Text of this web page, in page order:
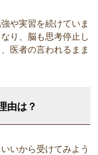
や実習を続けていま
り、脳も思考停止し
医者の言われるまま
由は？
いから受けてみよう